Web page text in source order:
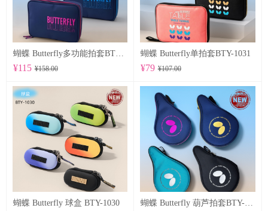
蝴蝶 Butterfly多功能拍套BTY-1032
¥115 ¥158.00
蝴蝶 Butterfly单拍套BTY-1031
¥79 ¥107.00
蝴蝶 Butterfly 球盒 BTY-1030 蝴蝶 Butterfly 葫芦拍套BTY-1028